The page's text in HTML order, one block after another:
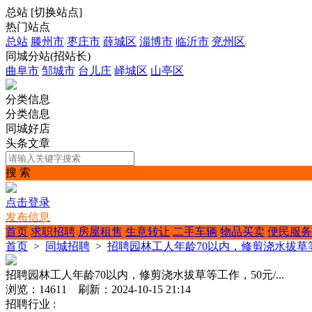
总站 [切换站点]
热门站点
总站 滕州市 枣庄市 薛城区 淄博市 临沂市 兖州区
同城分站(招站长)
曲阜市 邹城市 台儿庄 峄城区 山亭区
分类信息
分类信息
同城好店
头条文章
搜 索
点击登录
发布信息
首页 求职招聘 房屋租售 生意转让 二手车辆 物品买卖 便民服务
首页 > 同城招聘 > 招聘园林工人年龄70以内，修剪浇水拔草
招聘园林工人年龄70以内，修剪浇水拔草等工作，50元/...
浏览：14611 刷新：2024-10-15 21:14
招聘行业 :